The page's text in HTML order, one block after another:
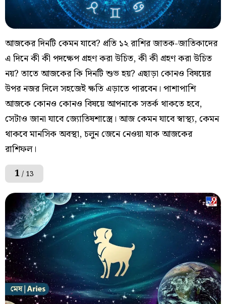
আজকের দিনটি কেমন যাবে? প্রতি ১২ রাশির জাতক-জাতিকাদের
এ দিনে কী কী পদক্ষেপ গ্রহণ করা উচিত, কী কী গ্রহণ করা উচিত
নয়? তাতে আজকের কি দিনটি শুভ হয়? এছাড়া কোনও বিষয়ের
উপর নজর দিলে সহজেই ক্ষতি এড়াতে পারবেন। পাশাপাশি
আজকে কোনও কোনও বিষয়ে আপনাকে সতর্ক থাকতে হবে,
সেটাও জানা যাবে জ্যোতিষশাস্ত্রে। আজ কেমন যাবে স্বাস্থ্য, কেমন
থাকবে মানসিক অবস্থা, চলুন জেনে নেওয়া যাক আজকের
রাশিফল।
1/ 13